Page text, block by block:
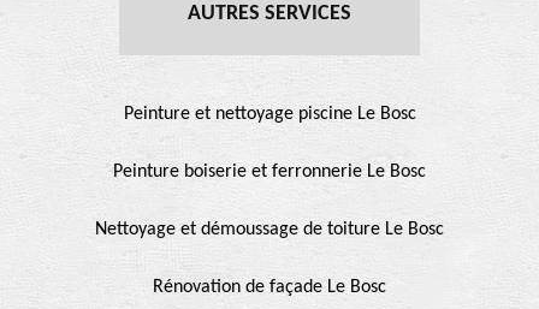
AUTRES SERVICES
Peinture et nettoyage piscine Le Bosc
Peinture boiserie et ferronnerie Le Bosc
Nettoyage et démoussage de toiture Le Bosc
Rénovation de façade Le Bosc